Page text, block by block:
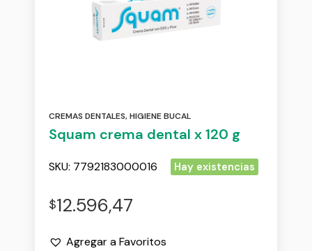
CREMAS DENTALES,HIGIENE BUCAL
Squam crema dental x 120 g
SKU: 7792183000016 Hay existencias
$12.596,47
Agregar a Favoritos